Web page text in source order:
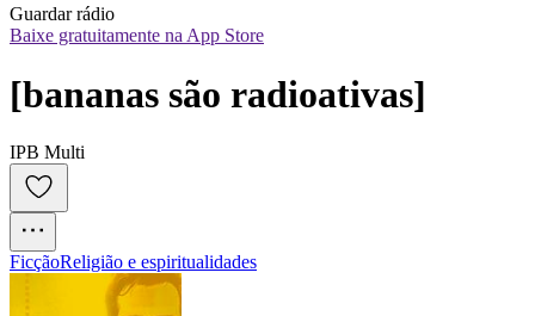
Guardar rádio
Baixe gratuitamente na App Store
[bananas são radioativas]
IPB Multi
FicçãoReligião e espiritualidades